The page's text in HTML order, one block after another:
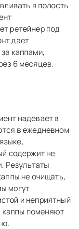
в полость
ретейнер под
дает
каппами,
6 месяцев.
надевает в
в ежедневном
содержит не
Результаты
не очищать,
могут
и неприятный
каппы поменяют